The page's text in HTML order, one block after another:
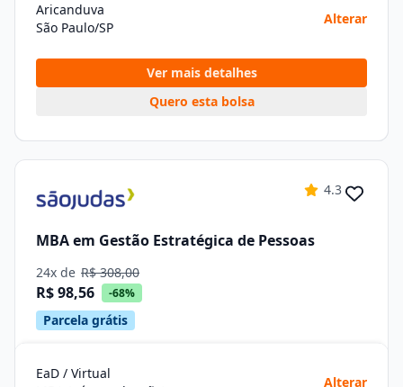
Aricanduva
São Paulo/SP
Alterar
Ver mais detalhes
Quero esta bolsa
4.3
MBA em Gestão Estratégica de Pessoas
24x de R$ 308,00
R$ 98,56 -68%
Parcela grátis
EaD / Virtual
Alterar